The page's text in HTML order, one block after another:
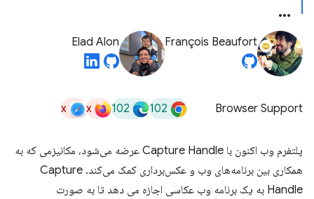
François Beaufort
Elad Alon
Browser Support
102
102
x
x
پلتفرم وب اکنون با Capture Handle عرضه می‌شود، مکانیزمی که به
همکاری بین برنامه‌های وب و عکس‌برداری کمک می‌کند. Capture
Handle به یک برنامه وب عکاسی اجازه می دهد تا به صورت